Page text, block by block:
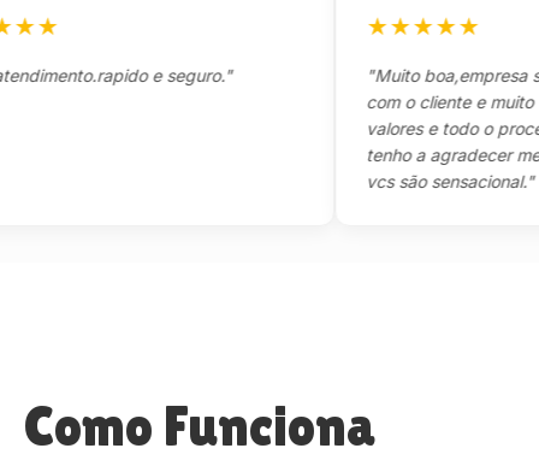
e seguro."
★★★
"Muito boa,empresa séria
com o cliente e muito
valores e todo o processo
tenho a agradecer
vcs são sensacional."
Como Funciona